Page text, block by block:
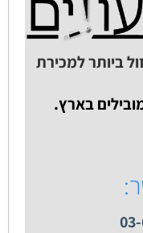
ביותר למכירת
בארץ.